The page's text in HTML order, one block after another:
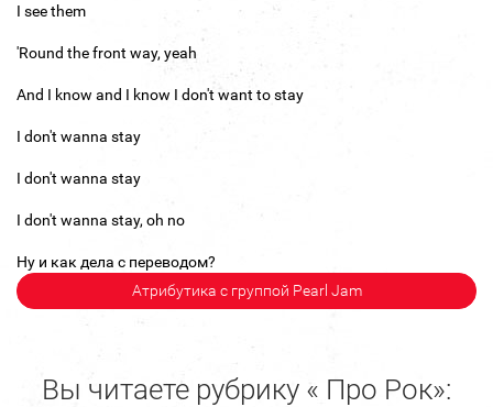
I see them
'Round the front way, yeah
And I know and I know I don't want to stay
I don't wanna stay
I don't wanna stay
I don't wanna stay, oh no
Ну и как дела с переводом?
Атрибутика с группой Pearl Jam
Вы читаете рубрику « Про Рок»: